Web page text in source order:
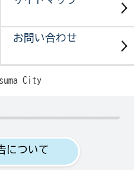
お問い合わせ
City
について